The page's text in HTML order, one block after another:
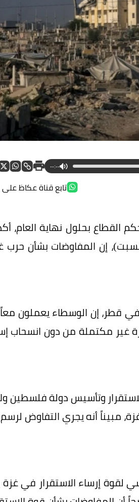
--:--
تابع قناة عكاظ على
القطاع بحلول نهاية العام،
إن المفاوضات بشأن حرب
قطر، إن الوسطاء يعملون
غير مكتملة من دون انسحاب
وتأسيس دولة فلسطين
مبيناً أنه يجري التفاوض
لقوة إرساء الاستقرار في